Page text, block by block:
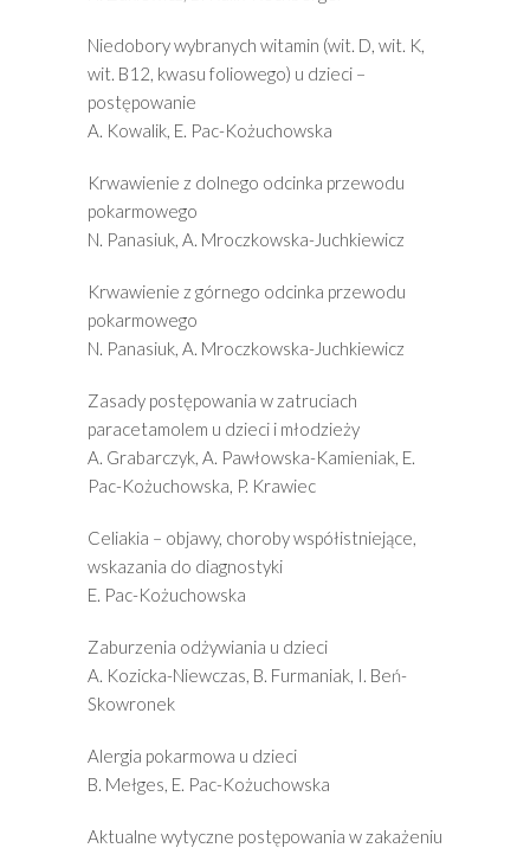
Niedobory wybranych witamin (wit. D, wit. K,
wit. B12, kwasu foliowego) u dzieci –
postępowanie
A. Kowalik, E. Pac-Kożuchowska
Krwawienie z dolnego odcinka przewodu
pokarmowego
N. Panasiuk, A. Mroczkowska-Juchkiewicz
Krwawienie z górnego odcinka przewodu
pokarmowego
N. Panasiuk, A. Mroczkowska-Juchkiewicz
Zasady postępowania w zatruciach
paracetamolem u dzieci i młodzieży
A. Grabarczyk, A. Pawłowska-Kamieniak, E.
Pac-Kożuchowska, P. Krawiec
Celiakia – objawy, choroby współistniejące,
wskazania do diagnostyki
E. Pac-Kożuchowska
Zaburzenia odżywiania u dzieci
A. Kozicka-Niewczas, B. Furmaniak, I. Beń-
Skowronek
Alergia pokarmowa u dzieci
B. Mełges, E. Pac-Kożuchowska
Aktualne wytyczne postępowania w zakażeniu